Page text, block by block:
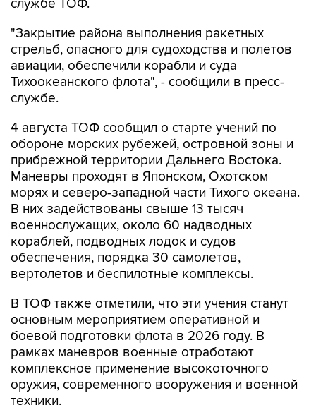
службе ТОФ.
"Закрытие района выполнения ракетных
стрельб, опасного для судоходства и полетов
авиации, обеспечили корабли и суда
Тихоокеанского флота", - сообщили в пресс-
службе.
4 августа ТОФ сообщил о старте учений по
обороне морских рубежей, островной зоны и
прибрежной территории Дальнего Востока.
Маневры проходят в Японском, Охотском
морях и северо-западной части Тихого океана.
В них задействованы свыше 13 тысяч
военнослужащих, около 60 надводных
кораблей, подводных лодок и судов
обеспечения, порядка 30 самолетов,
вертолетов и беспилотные комплексы.
В ТОФ также отметили, что эти учения станут
основным мероприятием оперативной и
боевой подготовки флота в 2026 году. В
рамках маневров военные отработают
комплексное применение высокоточного
оружия, современного вооружения и военной
техники.